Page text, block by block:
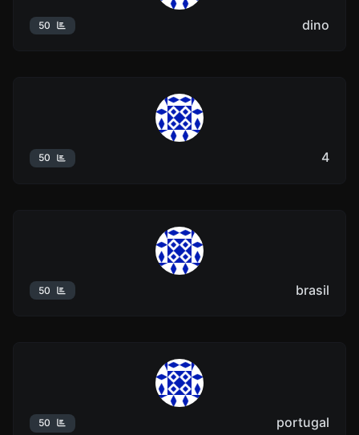
dino
4
brasil
portugal